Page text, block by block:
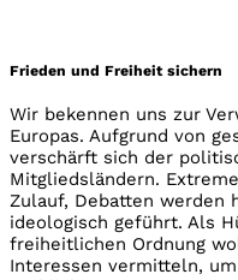
Frieden und Freiheit sichern
Wir bekennen uns zur
Europas. Aufgrund von
verschärft sich der
Mitgliedsländern.
Zulauf, Debatten werden
ideologisch geführt. Als
freiheitlichen Ordnung
Interessen vermitteln,